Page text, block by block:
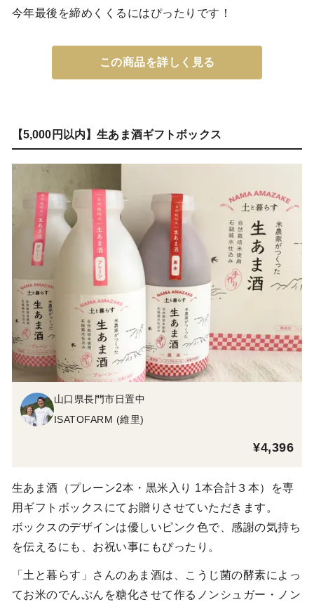
今年最後を締めくくるにはぴったりです！
この商品を詳しく見る
【5,000円以内】生あま酒ギフトボックス
山口県長門市日置中
ISATOFARM (維里)
¥4,396
生あま酒（プレーン2本・黒米入り 1本合計３本）を専
用ギフトボックスにてお贈りさせていただきます。
ボックスのデザインは優しいピンク色で、感謝の気持ち
を伝えるにも、お祝い事にもぴったり。
「土と暮らす」さんのあま酒は、こうじ菌の酵素によっ
てお米のでんぷんを糖化させて作るノンシュガー・ノン